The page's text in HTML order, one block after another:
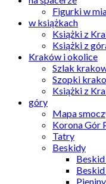
Figurki w
w książkach
Książki z
Książki z
Kraków i okolice
Szlak
Szopki
Książki z
góry
Mapa
Korona Gór
Tatry
Beskidy